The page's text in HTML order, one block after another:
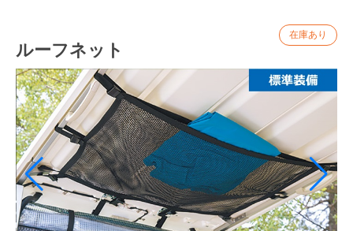
シートカバー
バッテリー
タイヤ
カラス除け
タイヤ関連
ウィンドシールド
ルーフネット